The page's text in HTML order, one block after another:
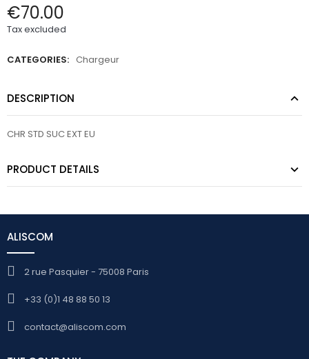
€70.00
Tax excluded
CATEGORIES: Chargeur
DESCRIPTION
CHR STD SUC EXT EU
PRODUCT DETAILS
ALISCOM
2 rue Pasquier - 75008 Paris
+33 (0)1 48 88 50 13
contact@aliscom.com